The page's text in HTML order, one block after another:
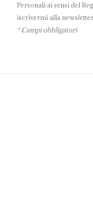
Personali ai sensi del
iscrivermi alla
* Campi obbligatori